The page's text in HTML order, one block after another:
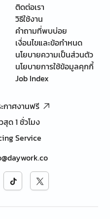
ติดต่อเรา
วิธีใช้งาน
คำถามที่พบบ่อย
เงื่อนไขและข้อกำหนด
นโยบายความเป็นส่วนตัว
นโยบายการใช้ข้อมูลคุกกี้
Job Index
กาศงานฟรี
สุด 1 ชั่วโมง
Service